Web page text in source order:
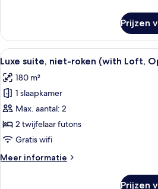
SUITE+DEN
AOI
Prijzen
Alle
foto's
voor
Luxe
suite,
niet-
roken
Loft,
Een
28
Luxe suite, niet-roken (with Loft,
180 m²
1 slaapkamer
Max. aantal: 2
2 twijfelaar futons
Gratis wifi
Meer informatie
Meer
Prijzen